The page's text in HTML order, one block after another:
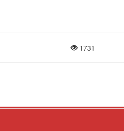
1731